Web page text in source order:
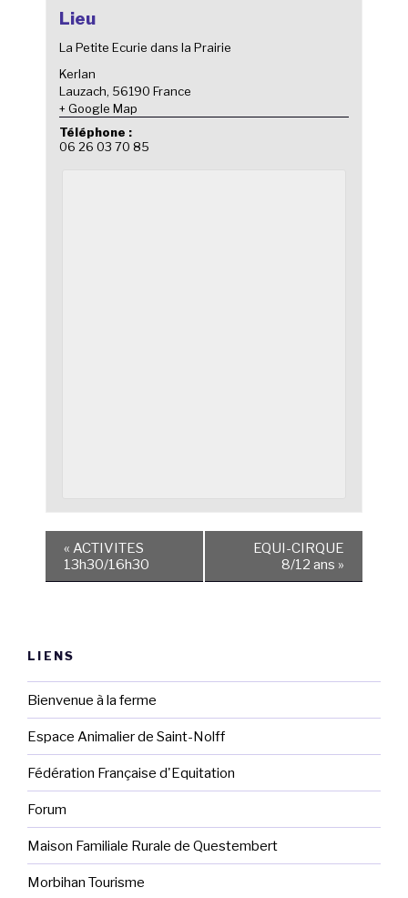
Lieu
La Petite Ecurie dans la Prairie
Kerlan
Lauzach, 56190 France
+ Google Map
Téléphone :
06 26 03 70 85
« ACTIVITES
13h30/16h30
EQUI-CIRQUE
8/12 ans »
LIENS
Bienvenue à la ferme
Espace Animalier de Saint-Nolff
Fédération Française d'Equitation
Forum
Maison Familiale Rurale de Questembert
Morbihan Tourisme